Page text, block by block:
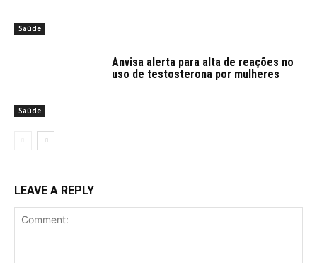
Saúde
Saúde
Anvisa alerta para alta de reações no
uso de testosterona por mulheres
LEAVE A REPLY